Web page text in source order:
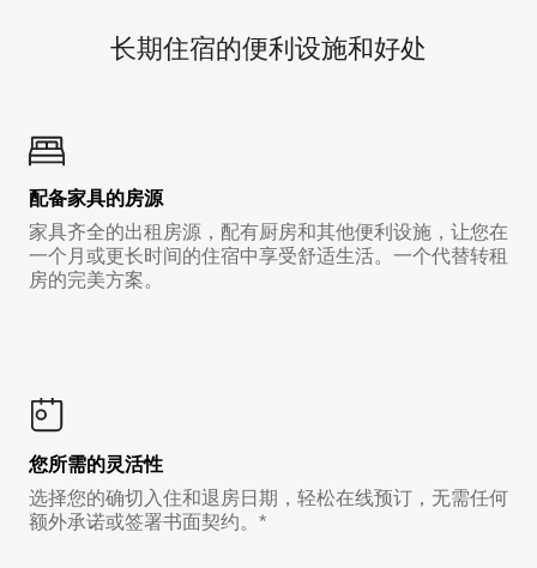
长期住宿的便利设施和好处
配备家具的房源
家具齐全的出租房源，配有厨房和其他便利设施，让您在
一个月或更长时间的住宿中享受舒适生活。一个代替转租
房的完美方案。
您所需的灵活性
选择您的确切入住和退房日期，轻松在线预订，无需任何
额外承诺或签署书面契约。*